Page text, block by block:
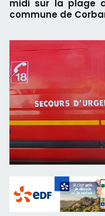
midi sur la plage
commune de